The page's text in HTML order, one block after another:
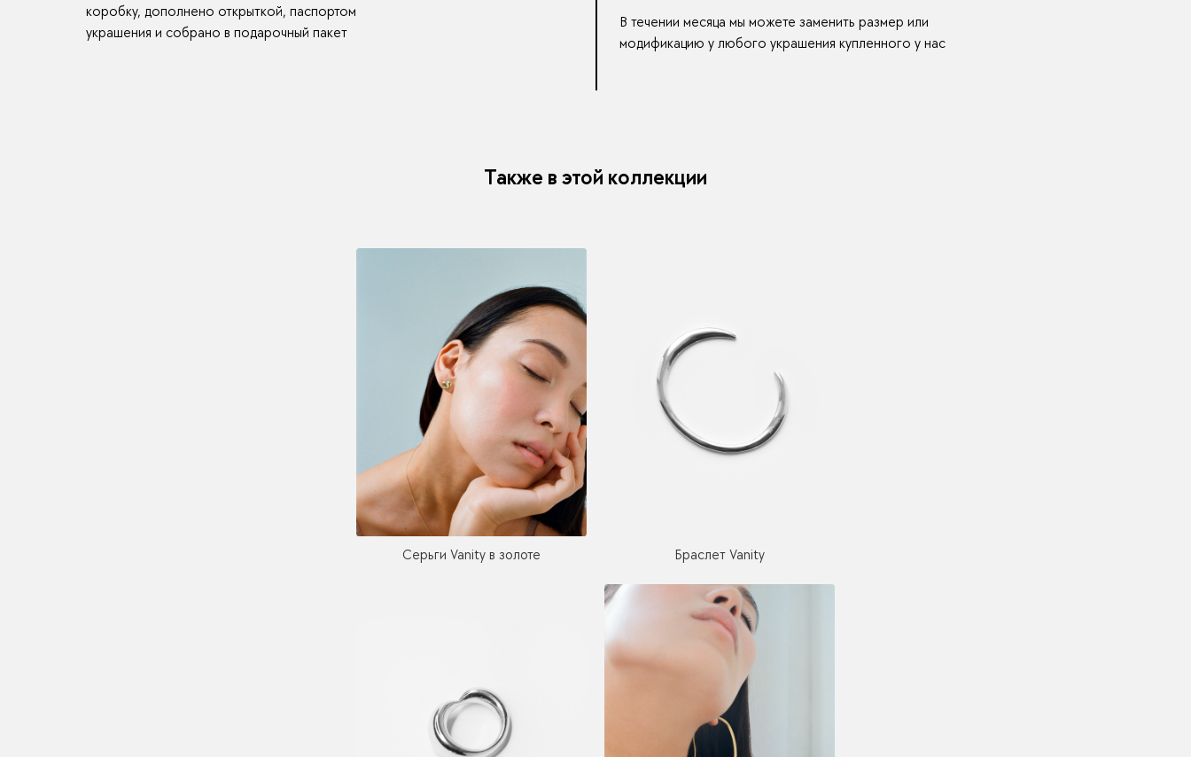
коробку, дополнено открыткой, паспортом
украшения и собрано в подарочный пакет
В течении месяца мы можете заменить размер или
модификацию у любого украшения купленного у нас
Также в этой коллекции
Серьги Vanity в золоте Браслет Vanity